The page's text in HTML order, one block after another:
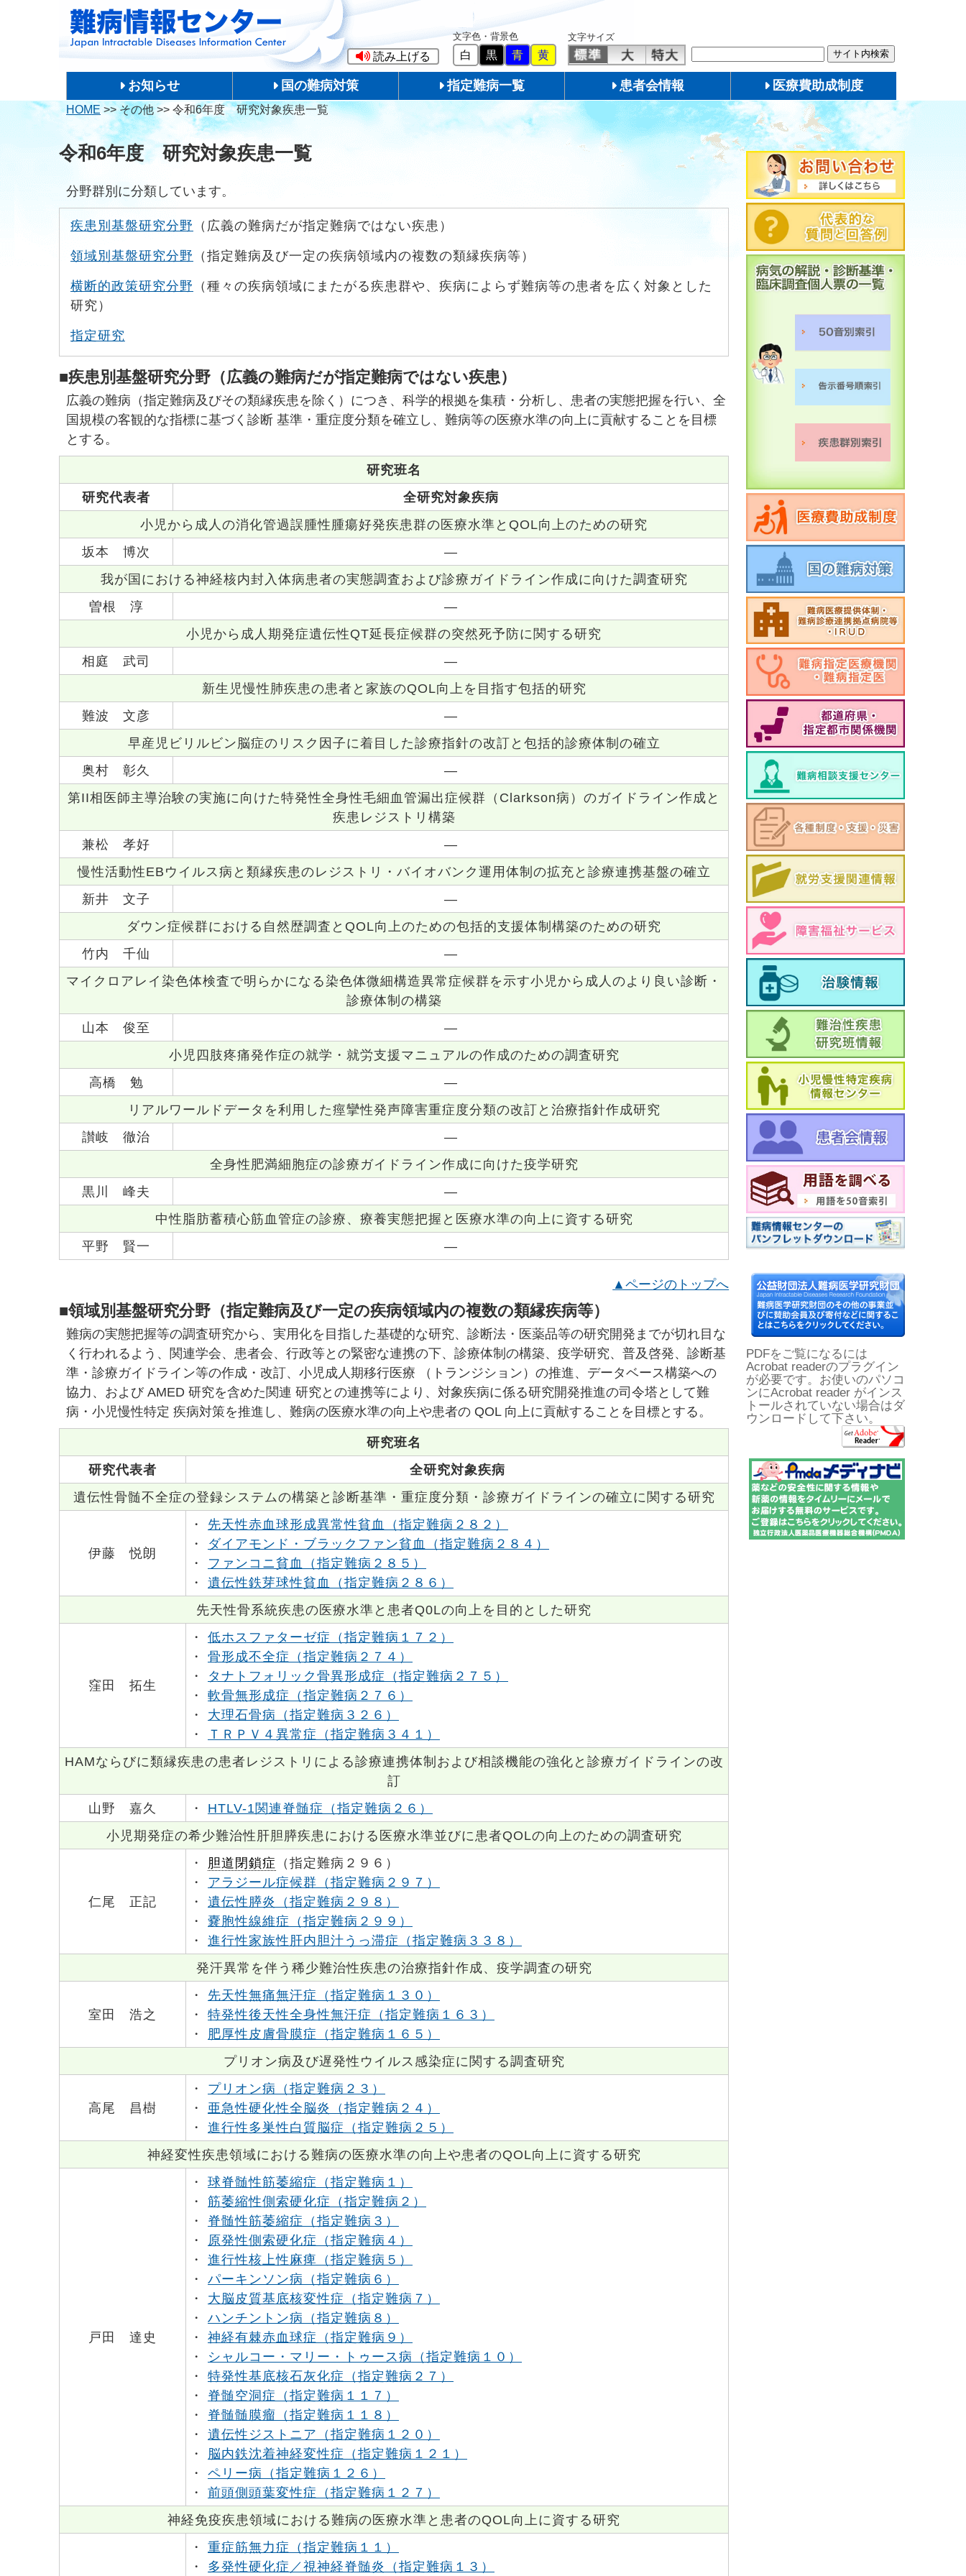
文字サイズ
文字色・背景色
白 黒 青 黄
読み上げる
お知らせ 国の難病対策 指定難病一覧 患者会情報 医療費助成制度
HOME>>その他>> 令和6年度 研究対象疾患一覧
令和6年度 研究対象疾患一覧
分野群別に分類しています。
疾患別基盤研究分野 （広義の難病だが指定難病ではない疾患）
領域別基盤研究分野 （指定難病及び一定の疾病領域内の複数の類縁疾病等）
横断的政策研究分野 （種々の疾病領域にまたがる疾患群や、疾病によらず難病等の患者を広く対象とした
研究）
指定研究
■疾患別基盤研究分野（広義の難病だが指定難病ではない疾患）
広義の難病（指定難病及びその類縁疾患を除く）につき、科学的根拠を集積・分析し、患者の実態把握を行い、全
国規模の客観的な指標に基づく診断 基準・重症度分類を確立し、難病等の医療水準の向上に貢献することを目標
とする。
研究班名
研究代表者
全研究対象疾病
小児から成人の消化管過誤腫性腫瘍好発疾患群の医療水準とQOL向上のための研究
坂本 博次
―
我が国における神経核内封入体病患者の実態調査および診療ガイドライン作成に向けた調査研究
曽根 淳
―
小児から成人期発症遺伝性QT延長症候群の突然死予防に関する研究
相庭 武司
―
新生児慢性肺疾患の患者と家族のQOL向上を目指す包括的研究
難波 文彦
―
早産児ビリルビン脳症のリスク因子に着目した診療指針の改訂と包括的診療体制の確立
奥村 彰久
―
第II相医師主導治験の実施に向けた特発性全身性毛細血管漏出症候群（Clarkson病）のガイドライン作成と
疾患レジストリ構築
兼松 孝好
―
慢性活動性EBウイルス病と類縁疾患のレジストリ・バイオバンク運用体制の拡充と診療連携基盤の確立
新井 文子
―
ダウン症候群における自然歴調査とQOL向上のための包括的支援体制構築のための研究
竹内 千仙
―
マイクロアレイ染色体検査で明らかになる染色体微細構造異常症候群を示す小児から成人のより良い診断・
診療体制の構築
山本 俊至
―
小児四肢疼痛発作症の就学・就労支援マニュアルの作成のための調査研究
高橋 勉
―
リアルワールドデータを利用した痙攣性発声障害重症度分類の改訂と治療指針作成研究
讃岐 徹治
―
全身性肥満細胞症の診療ガイドライン作成に向けた疫学研究
黒川 峰夫
―
中性脂肪蓄積心筋血管症の診療、療養実態把握と医療水準の向上に資する研究
平野 賢一
―
▲ページのトップへ
■領域別基盤研究分野（指定難病及び一定の疾病領域内の複数の類縁疾病等）
難病の実態把握等の調査研究から、実用化を目指した基礎的な研究、診断法・医薬品等の研究開発までが切れ目な
く行われるよう、関連学会、患者会、行政等との緊密な連携の下、診療体制の構築、疫学研究、普及啓発、診断基
準・診療ガイドライン等の作成・改訂、小児成人期移行医療 （トランジション）の推進、データベース構築への
協力、および AMED 研究を含めた関連 研究との連携等により、対象疾病に係る研究開発推進の司令塔として難
病・小児慢性特定 疾病対策を推進し、難病の医療水準の向上や患者の QOL 向上に貢献することを目標とする。
研究班名
研究代表者
全研究対象疾病
遺伝性骨髄不全症の登録システムの構築と診断基準・重症度分類・診療ガイドラインの確立に関する研究
伊藤 悦朗
・ 先天性赤血球形成異常性貧血（指定難病２８２）
・ ダイアモンド・ブラックファン貧血（指定難病２８４）
・ ファンコニ貧血（指定難病２８５）
・ 遺伝性鉄芽球性貧血（指定難病２８６）
先天性骨系統疾患の医療水準と患者Q0Lの向上を目的とした研究
窪田 拓生
・ 低ホスファターゼ症（指定難病１７２）
・ 骨形成不全症（指定難病２７４）
・ タナトフォリック骨異形成症（指定難病２７５）
・ 軟骨無形成症（指定難病２７６）
・ 大理石骨病（指定難病３２６）
・
ＴＲＰＶ４異常症（指定難病３４１）
HAMならびに類縁疾患の患者レジストリによる診療連携体制および相談機能の強化と診療ガイドラインの改
訂
山野 嘉久
・ HTLV-1関連脊髄症（指定難病２６）
小児期発症の希少難治性肝胆膵疾患における医療水準並びに患者QOLの向上のための調査研究
仁尾 正記
・ 胆道閉鎖症 （指定難病２９６）
・ アラジール症候群（指定難病２９７）
・ 遺伝性膵炎（指定難病２９８）
・ 嚢胞性線維症（指定難病２９９）
・ 進行性家族性肝内胆汁うっ滞症（指定難病３３８）
発汗異常を伴う稀少難治性疾患の治療指針作成、疫学調査の研究
室田 浩之
・ 先天性無痛無汗症（指定難病１３０）
・ 特発性後天性全身性無汗症（指定難病１６３）
・ 肥厚性皮膚骨膜症（指定難病１６５）
プリオン病及び遅発性ウイルス感染症に関する調査研究
高尾 昌樹
・ プリオン病（指定難病２３）
・ 亜急性硬化性全脳炎（指定難病２４）
・ 進行性多巣性白質脳症（指定難病２５）
神経変性疾患領域における難病の医療水準の向上や患者のQOL向上に資する研究
戸田 達史
・ 球脊髄性筋萎縮症（指定難病１）
・ 筋萎縮性側索硬化症（指定難病２）
・ 脊髄性筋萎縮症（指定難病３）
・ 原発性側索硬化症（指定難病４）
・ 進行性核上性麻痺（指定難病５）
・ パーキンソン病（指定難病６）
・ 大脳皮質基底核変性症（指定難病７）
・ ハンチントン病（指定難病８）
・ 神経有棘赤血球症（指定難病９）
・ シャルコー・マリー・トゥース病（指定難病１０）
・ 特発性基底核石灰化症（指定難病２７）
・ 脊髄空洞症（指定難病１１７）
・ 脊髄髄膜瘤（指定難病１１８）
・ 遺伝性ジストニア（指定難病１２０）
・ 脳内鉄沈着神経変性症（指定難病１２１）
・ ペリー病（指定難病１２６）
・ 前頭側頭葉変性症（指定難病１２７）
神経免疫疾患領域における難病の医療水準と患者のQOL向上に資する研究
・ 重症筋無力症（指定難病１１）
・ 多発性硬化症／視神経脊髄炎（指定難病１３）
PDFをご覧になるには
Acrobat readerのプラグイン
が必要です。お使いのパソコ
ンにAcrobat reader がインス
トールされていない場合はダ
ウンロードして下さい。